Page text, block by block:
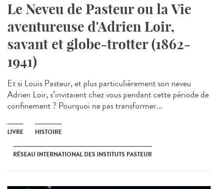
Le Neveu de Pasteur ou la Vie
aventureuse d'Adrien Loir,
savant et globe-trotter (1862-
1941)
Et si Louis Pasteur, et plus particulièrement son neveu
Adrien Loir, s’invitaient chez vous pendant cette période de
confinement ? Pourquoi ne pas transformer...
LIVRE HISTOIRE
RÉSEAU INTERNATIONAL DES INSTITUTS PASTEUR